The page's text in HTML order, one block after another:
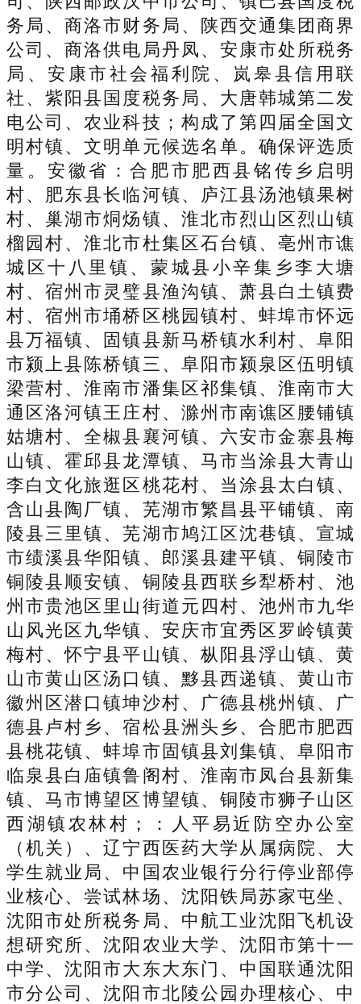
务局、商洛市财务局、陕西交通集团商界
公司、商洛供电局丹凤、安康市处所税务
局、安康市社会福利院、岚皋县信用联
社、紫阳县国度税务局、大唐韩城第二发
电公司、农业科技；构成了第四届全国文
明村镇、文明单元候选名单。确保评选质
量。安徽省：合肥市肥西县铭传乡启明
村、肥东县长临河镇、庐江县汤池镇果树
村、巢湖市烔炀镇、淮北市烈山区烈山镇
榴园村、淮北市杜集区石台镇、亳州市谯
城区十八里镇、蒙城县小辛集乡李大塘
村、宿州市灵璧县渔沟镇、萧县白土镇费
村、宿州市埇桥区桃园镇村、蚌埠市怀远
县万福镇、固镇县新马桥镇水利村、阜阳
市颍上县陈桥镇三、阜阳市颍泉区伍明镇
梁营村、淮南市潘集区祁集镇、淮南市大
通区洛河镇王庄村、滁州市南谯区腰铺镇
姑塘村、全椒县襄河镇、六安市金寨县梅
山镇、霍邱县龙潭镇、马市当涂县大青山
李白文化旅逛区桃花村、当涂县太白镇、
含山县陶厂镇、芜湖市繁昌县平铺镇、南
陵县三里镇、芜湖市鸠江区沈巷镇、宣城
市绩溪县华阳镇、郎溪县建平镇、铜陵市
铜陵县顺安镇、铜陵县西联乡犁桥村、池
州市贵池区里山街道元四村、池州市九华
山风光区九华镇、安庆市宜秀区罗岭镇黄
梅村、怀宁县平山镇、枞阳县浮山镇、黄
山市黄山区汤口镇、黟县西递镇、黄山市
徽州区潜口镇坤沙村、广德县桃州镇、广
德县卢村乡、宿松县洲头乡、合肥市肥西
县桃花镇、蚌埠市固镇县刘集镇、阜阳市
临泉县白庙镇鲁阁村、淮南市凤台县新集
镇、马市博望区博望镇、铜陵市狮子山区
西湖镇农林村；：人平易近防空办公室
（机关）、辽宁西医药大学从属病院、大
学生就业局、中国农业银行分行停业部停
业核心、尝试林场、沈阳铁局苏家屯坐、
沈阳市处所税务局、中航工业沈阳飞机设
想研究所、沈阳农业大学、沈阳市第十一
中学、沈阳市大东大东门、中国联通沈阳
市分公司、沈阳市北陵公园办理核心、中